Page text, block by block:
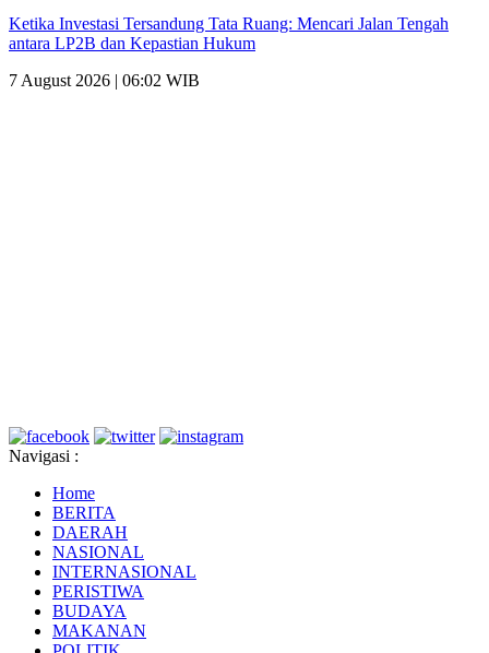
Ketika Investasi Tersandung Tata Ruang: Mencari Jalan Tengah
antara LP2B dan Kepastian Hukum
7 August 2026 | 06:02 WIB
Navigasi :
Home
BERITA
DAERAH
NASIONAL
INTERNASIONAL
PERISTIWA
BUDAYA
MAKANAN